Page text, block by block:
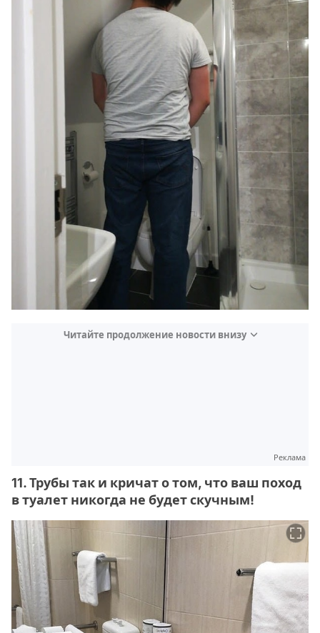
Читайте продолжение новости внизу
Реклама
11. Трубы так и кричат о том, что ваш поход
в туалет никогда не будет скучным!